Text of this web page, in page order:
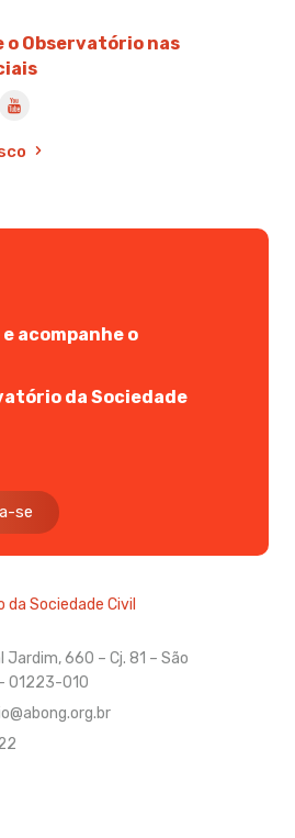
o Observatório nas
acompanhe o
da Sociedade
se
Jardim, 660 – Cj. 81 – São
01223-010